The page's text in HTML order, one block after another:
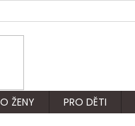
ŽENY PRO DĚTI